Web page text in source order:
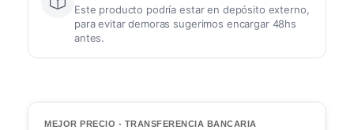
Este producto podría estar en depósito externo,
para evitar demoras sugerimos encargar 48hs
antes.
MEJOR PRECIO - TRANSFERENCIA BANCARIA